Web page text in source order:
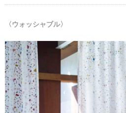
〈ウォッシャブル〉